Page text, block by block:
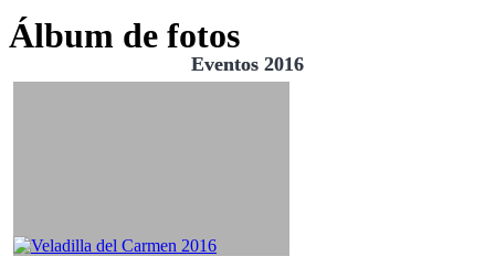
Álbum de fotos
Eventos 2016